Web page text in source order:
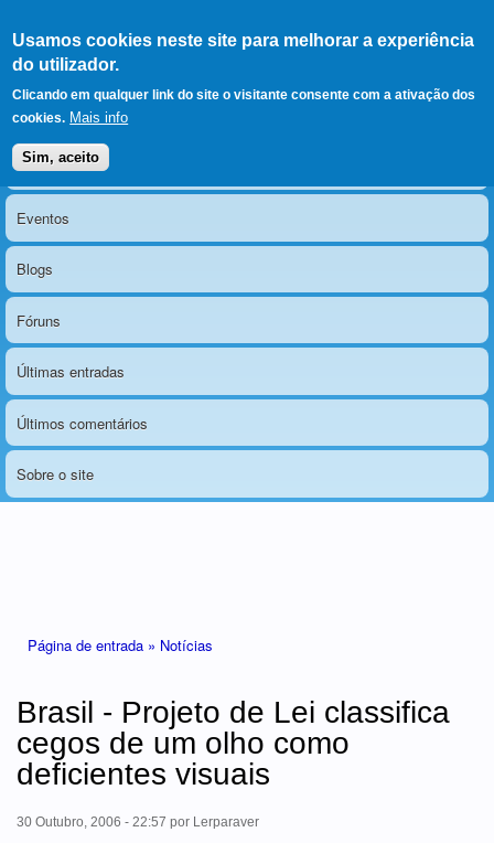
Usamos cookies neste site para melhorar a experiência
do utilizador.
Clicando em qualquer link do site o visitante consente com a ativação dos
cookies. Mais info
Sim, aceito
LERPARAVER , ir para a
página principal
O portal da visão diferente
Menu principal
Notícias
Eventos
Blogs
Fóruns
Últimas entradas
Últimos comentários
Sobre o site
Página de entrada » Notícias
Brasil - Projeto de Lei classifica
cegos de um olho como
deficientes visuais
30 Outubro, 2006 - 22:57 por Lerparaver